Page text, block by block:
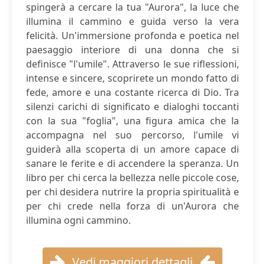
spingerà a cercare la tua "Aurora", la luce che
illumina il cammino e guida verso la vera
felicità. Un'immersione profonda e poetica nel
paesaggio interiore di una donna che si
definisce "l'umile". Attraverso le sue riflessioni,
intense e sincere, scoprirete un mondo fatto di
fede, amore e una costante ricerca di Dio. Tra
silenzi carichi di significato e dialoghi toccanti
con la sua "foglia", una figura amica che la
accompagna nel suo percorso, l'umile vi
guiderà alla scoperta di un amore capace di
sanare le ferite e di accendere la speranza. Un
libro per chi cerca la bellezza nelle piccole cose,
per chi desidera nutrire la propria spiritualità e
per chi crede nella forza di un'Aurora che
illumina ogni cammino.